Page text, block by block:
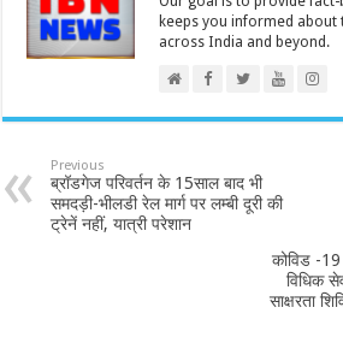
keeps you informed
across India and beyond.
Previous
ब्रॉडगेज परिवर्तन के 15साल बाद भी
समदड़ी-भीलडी रेल मार्ग पर लम्बी दूरी की
ट्रेनें नहीं, यात्री परेशान
कोविड -19
विधिक
साक्षरता